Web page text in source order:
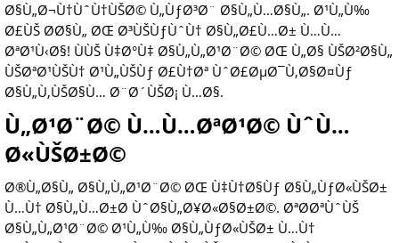
Ø§Ù„Ø¬Ù†ÙˆÙ†ÙŠØ© Ù„ÙƒØ³Ø¨ Ø§Ù„Ù…Ø§Ù„. Ø¹Ù„Ù‰
Ø£ÙŠ Ø­Ø§Ù„ ØŒ Ø³ÙŠÙƒÙˆÙ† Ø§Ù„Ø£Ù…Ø± Ù…Ù…
ØªØ¹Ù‹Ø§! ÙÙŠ Ù‡Ø°Ù‡ Ø§Ù„Ù„Ø¹Ø¨Ø© ØŒ Ù„Ø§ ÙŠØ²Ø§Ù„
ÙŠØªØ¹ÙŠÙ† Ø¹Ù„ÙŠÙƒ Ø£Ù†Øª ÙˆØ£ØµØ¯Ù‚Ø§Ø¤Ùƒ
Ø§Ù„Ù‚ÙŠØ§Ù… Ø¨Ø´ÙŠØ¡ Ù…Ø§.
Ù„Ø¹Ø¨Ø© Ù…Ù…ØªØ¹Ø© ÙˆÙ…
Ø«ÙŠØ±Ø©
Ø®Ù„Ø§Ù„ Ø§Ù„Ù„Ø¹Ø¨Ø© ØŒ Ù‡Ù†Ø§Ùƒ Ø§Ù„ÙƒØ«ÙŠØ±
Ù…Ù† Ø§Ù„Ù…Ø±Ø­ ÙˆØ§Ù„Ø¥Ø«Ø§Ø±Ø©. ØªØ­ØªÙˆÙŠ
Ø§Ù„Ù„Ø¹Ø¨Ø© Ø¹Ù„Ù‰ Ø§Ù„ÙƒØ«ÙŠØ± Ù…Ù†